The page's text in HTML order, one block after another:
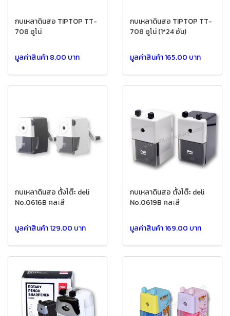
กบเหลาดินสอ TIPTOP TT-
708 อูโน่
มูลค่าสินค้า 8.00 บาท
กบเหลาดินสอ TIPTOP TT-
708 อูโน่ (1*24 อัน)
มูลค่าสินค้า 165.00 บาท
กบเหลาดินสอ ตั้งโต๊ะ deli
No.0616B คละสี
มูลค่าสินค้า 129.00 บาท
กบเหลาดินสอ ตั้งโต๊ะ deli
No.0619B คละสี
มูลค่าสินค้า 169.00 บาท